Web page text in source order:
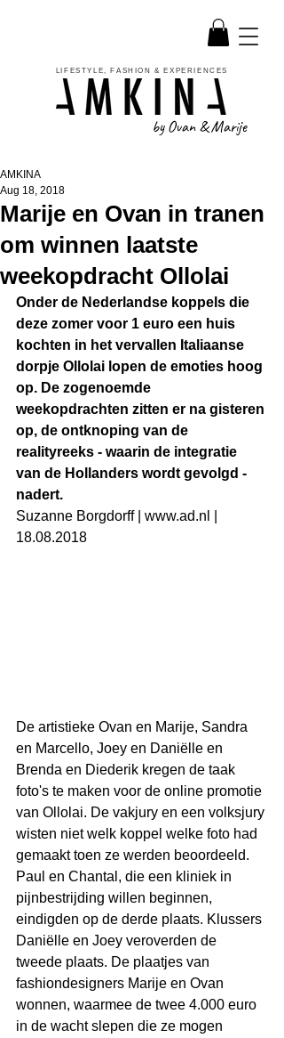
LIFESTYLE, FASHION & EXPERIENCES
by Ovan & Marije
Marije en Ovan in tranen
om winnen laatste
weekopdracht Ollolai
AMKINA
Aug 18, 2018
Onder de Nederlandse koppels die
deze zomer voor 1 euro een huis
kochten in het vervallen Italiaanse
dorpje Ollolai lopen de emoties hoog
op. De zogenoemde
weekopdrachten zitten er na gisteren
op, de ontknoping van de
realityreeks - waarin de integratie
van de Hollanders wordt gevolgd -
nadert.
Suzanne Borgdorff | www.ad.nl |
18.08.2018
De artistieke Ovan en Marije, Sandra
en Marcello, Joey en Daniëlle en
Brenda en Diederik kregen de taak
foto's te maken voor de online promotie
van Ollolai. De vakjury en een volksjury
wisten niet welk koppel welke foto had
gemaakt toen ze werden beoordeeld.
Paul en Chantal, die een kliniek in
pijnbestrijding willen beginnen,
eindigden op de derde plaats. Klussers
Daniëlle en Joey veroverden de
tweede plaats. De plaatjes van
fashiondesigners Marije en Ovan
wonnen, waarmee de twee 4.000 euro
in de wacht slepen die ze mogen